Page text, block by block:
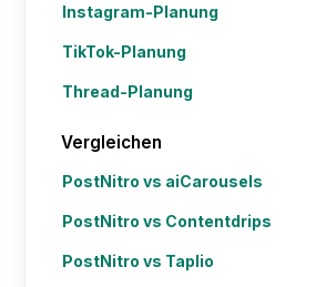
Instagram-Planung
TikTok-Planung
Thread-Planung
Vergleichen
PostNitro vs aiCarousels
PostNitro vs Contentdrips
PostNitro vs Taplio